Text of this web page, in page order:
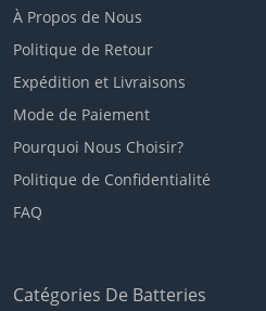
À Propos de Nous
Politique de Retour
Expédition et Livraisons
Mode de Paiement
Pourquoi Nous Choisir?
Politique de Confidentialité
FAQ
Catégories De Batteries